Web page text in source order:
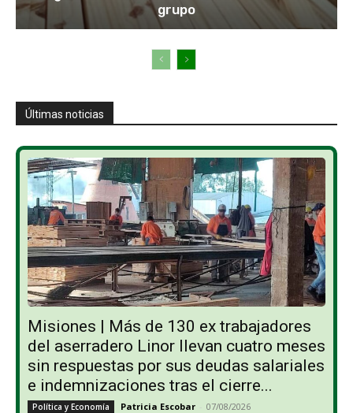
grupo
Últimas noticias
Misiones | Más de 130 ex trabajadores
del aserradero Linor llevan cuatro meses
sin respuestas por sus deudas salariales
e indemnizaciones tras el cierre...
Política y Economía Patricia Escobar - 07/08/2026